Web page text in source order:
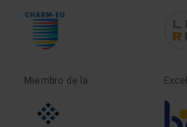
Miembro de la